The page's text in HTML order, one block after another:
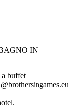
IN
a buffet